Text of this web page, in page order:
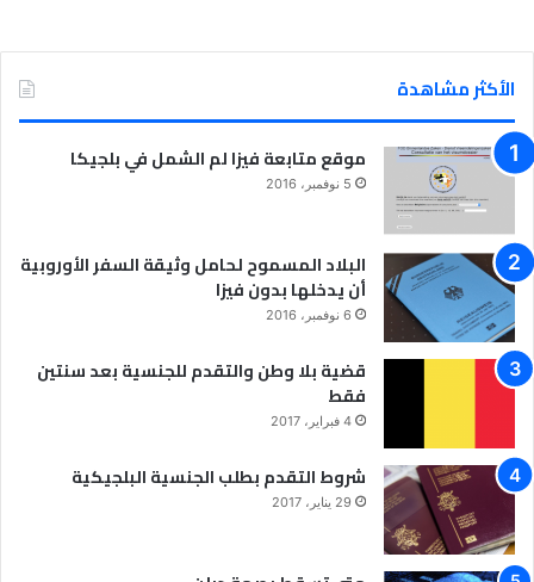
الأكثر مشاهدة
موقع متابعة فيزا لم الشمل في بلجيكا
5 نوفمبر، 2016
البلاد المسموح لحامل وثيقة السفر الأوروبية
أن يدخلها بدون فيزا
6 نوفمبر، 2016
قضية بلا وطن والتقدم للجنسية بعد سنتين
فقط
4 فبراير، 2017
شروط التقدم بطلب الجنسية البلجيكية
29 يناير، 2017